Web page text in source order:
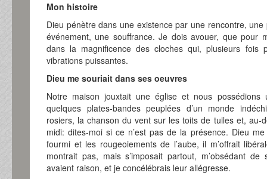
Mon histoire
Dieu pénètre dans une existence par une rencontre,
événement, une souffrance. Je dois avouer, que pour
dans la magnificence des cloches qui, plusieurs fois
vibrations puissantes.
Dieu me souriait dans ses oeuvres
Notre maison jouxtait une église et nous
quelques plates-bandes peuplées d’un monde
rosiers, la chanson du vent sur les toits de tuiles et, au-
midi: dites-moi si ce n’est pas de la présence. Dieu
fourmi et les rougeoiements de l’aube, il m’offrait
montrait pas, mais s’imposait partout, m’obsédant
avaient raison, et je concélébrais leur allégresse.